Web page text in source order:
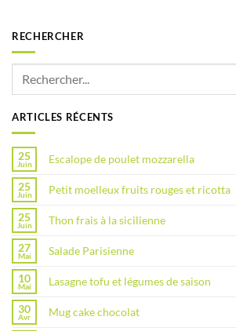
RECHERCHER
ARTICLES RÉCENTS
25
Juin Escalope de poulet mozzarella
25
Juin Petit moelleux fruits rouges et ricotta
25
Juin Thon frais à la sicilienne
27
Mai Salade Parisienne
10
Mai Lasagne tofu et légumes de saison
30
Avr Mug cake chocolat